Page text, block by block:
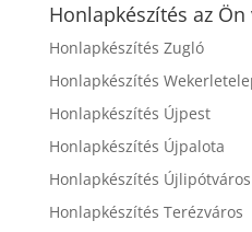
Honlapkészítés az
Honlapkészítés Zugló
Honlapkészítés
Honlapkészítés Újpest
Honlapkészítés Újpalota
Honlapkészítés Újlipótváros
Honlapkészítés Terézváros